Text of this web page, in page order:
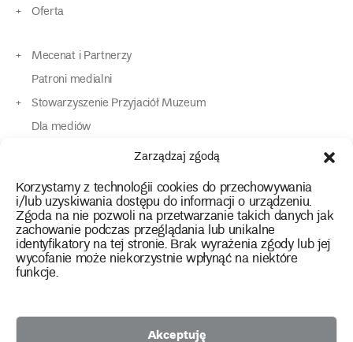
Zarządzaj zgodą
Korzystamy z technologii cookies do przechowywania
i/lub uzyskiwania dostępu do informacji o urządzeniu.
Zgoda na nie pozwoli na przetwarzanie takich danych jak
zachowanie podczas przeglądania lub unikalne
identyfikatory na tej stronie. Brak wyrażenia zgody lub jej
wycofanie może niekorzystnie wpłynąć na niektóre
funkcje.
Akceptuję
Oferta
Mecenat i Partnerzy
Patroni medialni
Stowarzyszenie Przyjaciół Muzeum
Dla mediów
Dla osób o specjalnych potrzebach
Kontakt
instagram
twitterfacebookyoutube
tiktok
Polityka prywatności